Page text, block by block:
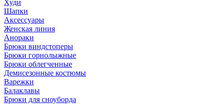
Худи
Шапки
Аксессуары
Женская линия
Анораки
Брюки виндстоперы
Брюки горнолыжные
Брюки облегченные
Демисезонные костюмы
Варежки
Балаклавы
Брюки для сноуборда